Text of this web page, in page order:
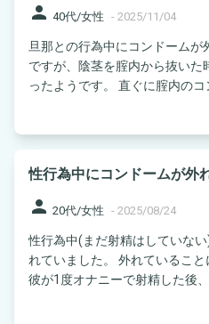
person 40代/女性 - 2025/11/04
旦那との行為中にコンドームが外れ
ですが、陰茎を腟内から抜いた
ったようです。 直ぐに腟内のコ
性行為中にコンドームが外
person 20代/女性 - 2025/08/24
性行為中(まだ射精はしていな
れていました。 外れているこ
彼が1度オナニーで射精した後、